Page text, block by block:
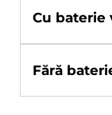
Cu baterie
Fără